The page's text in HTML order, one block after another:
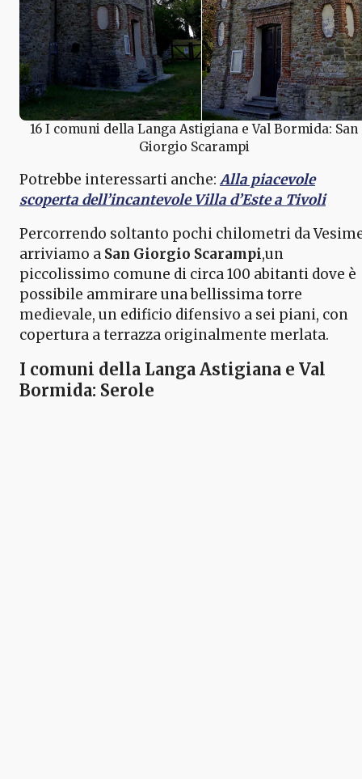
16 I comuni della Langa Astigiana e Val Bormida: San
Giorgio Scarampi
Potrebbe interessarti anche: Alla piacevole
scoperta dell’incantevole Villa d’Este a Tivoli
Percorrendo soltanto pochi chilometri da
arriviamo a San Giorgio Scarampi,un
piccolissimo comune di circa 100 abitanti dove è
possibile ammirare una bellissima torre
medievale, un edificio difensivo a sei piani, con
copertura a terrazza originalmente merlata.
I comuni della Langa Astigiana e Val
Bormida: Serole